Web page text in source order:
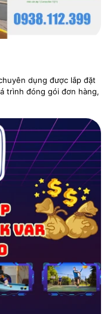
dụng được lắp đặt
trình đóng gói đơn hàng,